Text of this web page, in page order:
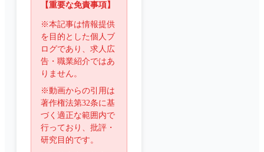
【重要な免責事項】
※本記事は情報提供
を目的とした個人ブ
ログであり、求人広
告・職業紹介ではあ
りません。
※動画からの引用は
著作権法第32条に基
づく適正な範囲内で
行っており、批評・
研究目的です。